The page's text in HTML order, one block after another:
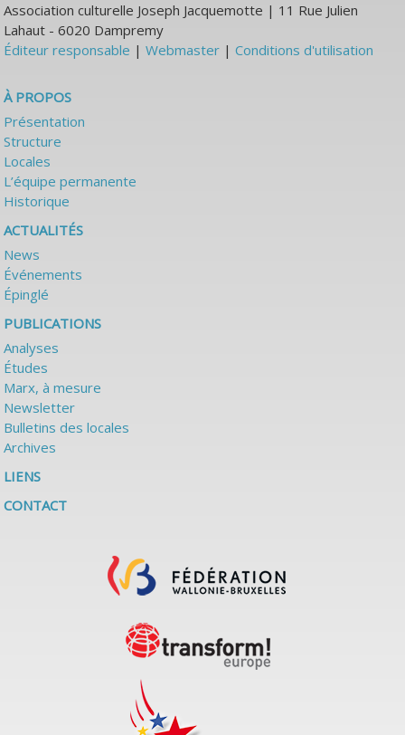
Association culturelle Joseph Jacquemotte | 11 Rue Julien
Lahaut - 6020 Dampremy
Éditeur responsable |Webmaster |Conditions d'utilisation
À PROPOS
Présentation
Structure
Locales
L’équipe permanente
Historique
ACTUALITÉS
News
Événements
Épinglé
PUBLICATIONS
Analyses
Études
Marx, à mesure
Newsletter
Bulletins des locales
Archives
LIENS
CONTACT